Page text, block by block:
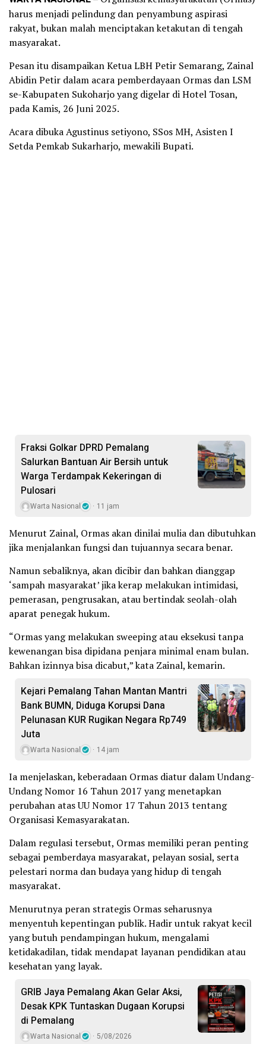
harus menjadi pelindung dan penyambung aspirasi
rakyat, bukan malah menciptakan ketakutan di tengah
masyarakat.
Pesan itu disampaikan Ketua LBH Petir Semarang, Zainal
Abidin Petir dalam acara pemberdayaan Ormas dan LSM
se-Kabupaten Sukoharjo yang digelar di Hotel Tosan,
pada Kamis, 26 Juni 2025.
Acara dibuka Agustinus setiyono, SSos MH, Asisten I
Setda Pemkab Sukarharjo, mewakili Bupati.
Fraksi Golkar DPRD Pemalang
Salurkan Bantuan Air Bersih untuk
Warga Terdampak Kekeringan di
Pulosari
Warta Nasional 11 jam
Menurut Zainal, Ormas akan dinilai mulia dan dibutuhkan
jika menjalankan fungsi dan tujuannya secara benar.
Namun sebaliknya, akan dicibir dan bahkan dianggap
‘sampah masyarakat’ jika kerap melakukan intimidasi,
pemerasan, pengrusakan, atau bertindak seolah-olah
aparat penegak hukum.
“Ormas yang melakukan sweeping atau eksekusi tanpa
kewenangan bisa dipidana penjara minimal enam bulan.
Bahkan izinnya bisa dicabut,” kata Zainal, kemarin.
Kejari Pemalang Tahan Mantan Mantri
Bank BUMN, Diduga Korupsi Dana
Pelunasan KUR Rugikan Negara Rp749
Juta
Warta Nasional 14 jam
Ia menjelaskan, keberadaan Ormas diatur dalam Undang-
Undang Nomor 16 Tahun 2017 yang menetapkan
perubahan atas UU Nomor 17 Tahun 2013 tentang
Organisasi Kemasyarakatan.
Dalam regulasi tersebut, Ormas memiliki peran penting
sebagai pemberdaya masyarakat, pelayan sosial, serta
pelestari norma dan budaya yang hidup di tengah
masyarakat.
Menurutnya peran strategis Ormas seharusnya
menyentuh kepentingan publik. Hadir untuk rakyat kecil
yang butuh pendampingan hukum, mengalami
ketidakadilan, tidak mendapat layanan pendidikan atau
kesehatan yang layak.
GRIB Jaya Pemalang Akan Gelar Aksi,
Desak KPK Tuntaskan Dugaan Korupsi
di Pemalang
Warta Nasional 5/08/2026